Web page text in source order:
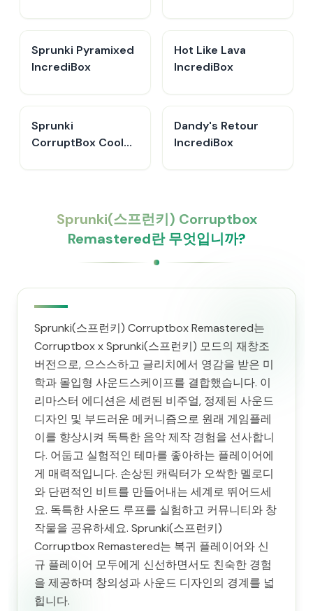
Sprunki Pyramixed
IncrediBox
Hot Like Lava
IncrediBox
Sprunki
CorruptBox Cool
Dandy's Retour
IncrediBox
Sprunki(스프런키) Corruptbox
Remastered란 무엇입니까?
Sprunki(스프런키) Corruptbox Remastered는
Corruptbox x Sprunki(스프런키) 모드의 재창조
버전으로, 으스스하고 글리치에서 영감을 받은 미
학과 몰입형 사운드스케이프를 결합했습니다. 이
리마스터 에디션은 세련된 비주얼, 정제된 사운드
디자인 및 부드러운 메커니즘으로 원래 게임플레
이를 향상시켜 독특한 음악 제작 경험을 선사합니
다. 어둡고 실험적인 테마를 좋아하는 플레이어에
게 매력적입니다. 손상된 캐릭터가 오싹한 멜로디
와 단편적인 비트를 만들어내는 세계로 뛰어드세
요. 독특한 사운드 루프를 실험하고 커뮤니티와 창
작물을 공유하세요. Sprunki(스프런키)
Corruptbox Remastered는 복귀 플레이어와 신
규 플레이어 모두에게 신선하면서도 친숙한 경험
을 제공하며 창의성과 사운드 디자인의 경계를 넓
힙니다.